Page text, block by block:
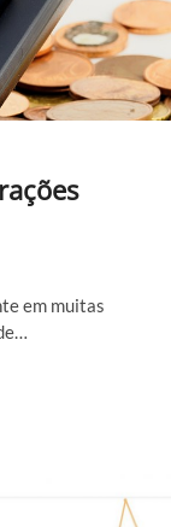
em muitas